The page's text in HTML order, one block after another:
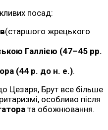
посад:
(старшого жрецького
Галлією (47–45 рр.
(44 р. до н. е.).
Цезаря, Брут все більше
особливо після
та обожнювання.